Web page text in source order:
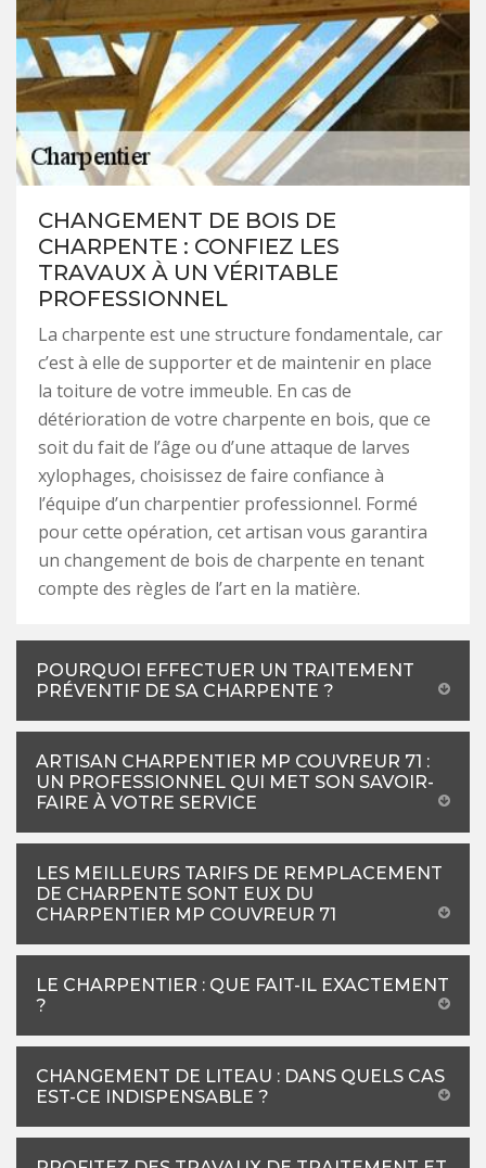
CHANGEMENT DE BOIS DE
CHARPENTE : CONFIEZ LES
TRAVAUX À UN VÉRITABLE
PROFESSIONNEL
La charpente est une structure fondamentale, car
c’est à elle de supporter et de maintenir en place
la toiture de votre immeuble. En cas de
détérioration de votre charpente en bois, que ce
soit du fait de l’âge ou d’une attaque de larves
xylophages, choisissez de faire confiance à
l’équipe d’un charpentier professionnel. Formé
pour cette opération, cet artisan vous garantira
un changement de bois de charpente en tenant
compte des règles de l’art en la matière.
POURQUOI EFFECTUER UN TRAITEMENT
PRÉVENTIF DE SA CHARPENTE ?
ARTISAN CHARPENTIER MP COUVREUR 71 :
UN PROFESSIONNEL QUI MET SON SAVOIR-
FAIRE À VOTRE SERVICE
LES MEILLEURS TARIFS DE REMPLACEMENT
DE CHARPENTE SONT EUX DU
CHARPENTIER MP COUVREUR 71
LE CHARPENTIER : QUE FAIT-IL EXACTEMENT
?
CHANGEMENT DE LITEAU : DANS QUELS CAS
EST-CE INDISPENSABLE ?